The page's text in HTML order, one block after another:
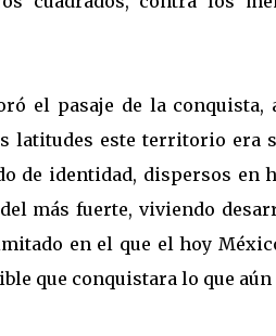
el pasaje de la conquista,
latitudes este territorio era
de identidad, dispersos en
más fuerte, viviendo
en el que el hoy
que conquistara lo que aún